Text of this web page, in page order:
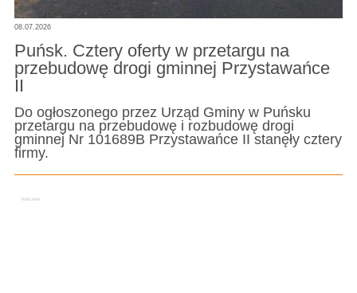
08.07.2026
Puńsk. Cztery oferty w przetargu na
przebudowę drogi gminnej Przystawańce
II
Do ogłoszonego przez Urząd Gminy w Puńsku
przetargu na przebudowę i rozbudowę drogi
gminnej Nr 101689B Przystawańce II stanęły cztery
firmy.